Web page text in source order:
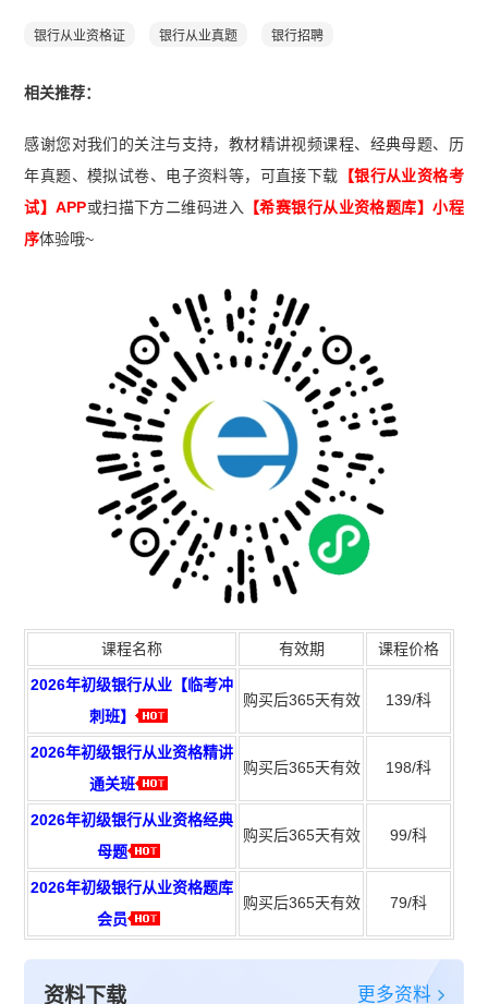
银行从业资格证 银行从业真题 银行招聘
相关推荐：
感谢您对我们的关注与支持，教材精讲视频课程、经典母题、历
年真题、模拟试卷、电子资料等，可直接下载 【银行从业资格考
试】APP或扫描下方二维码进入 【希赛银行从业资格题库】小程
序体验哦~
课程名称 有效期 课程价格
2026年初级银行从业【临考冲
刺班】
购买后365天有效 139/科
2026年初级银行从业资格精讲
通关班
购买后365天有效 198/科
2026年初级银行从业资格经典
母题
购买后365天有效 99/科
2026年初级银行从业资格题库
会员
购买后365天有效 79/科
资料下载 更多资料